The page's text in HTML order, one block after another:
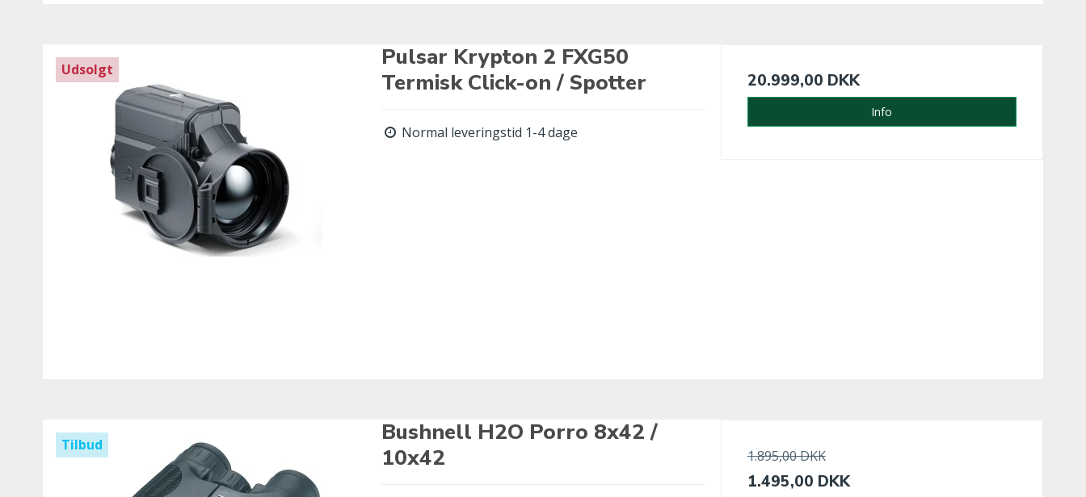
Udsolgt
Pulsar Krypton 2 FXG50
Termisk Click-on / Spotter
Normal leveringstid 1-4 dage
20.999,00 DKK
Info
Tilbud
Bushnell H2O Porro 8x42 /
10x42
1.895,00 DKK
1.495,00 DKK